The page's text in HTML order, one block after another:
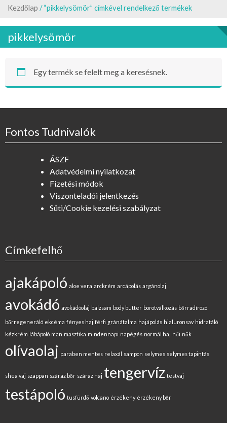
Kezdőlap / “pikkelysömör” címkével rendelkező termékek
pikkelysömör
Egy termék se felelt meg a keresésnek.
Fontos Tudnivalók
ÁSZF
Adatvédelmi nyilatkozat
Fizetési módok
Viszonteladói jelentkezés
Süti/Cookie kezelési szabályzat
Címkefelhő
ajakápoló aloe vera arckrém arcápolás argánolaj
avokádó avokádóolaj balzsam body butter borotválkozás bőrradírozó
bőrregeneráló ekcéma fényes haj férfi gránátalma hajápolás hialuronsav hidratáló
kézkrém lábápoló man masztika mindennapi napégés normál haj női nők
olívaolaj paraben mentes relaxál sampon selymes selymes tapintás
shea vaj szappan száraz bőr száraz haj tengervíz testvaj
testápoló tusfürdő volcano érzékeny érzékeny bőr